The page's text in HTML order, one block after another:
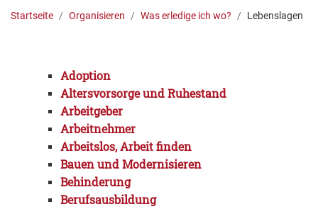
Startseite Organisieren Was erledige ich wo? Lebenslagen
Adoption
Altersvorsorge und Ruhestand
Arbeitgeber
Arbeitnehmer
Arbeitslos, Arbeit finden
Bauen und Modernisieren
Behinderung
Berufsausbildung